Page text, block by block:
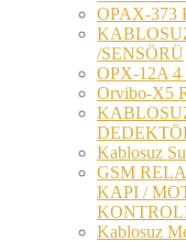
OPAX-373
/SENSÖRÜ
OPX-12A 4
Orvibo-X5
Kablosuz
GSM
KAPI /
Kablosuz